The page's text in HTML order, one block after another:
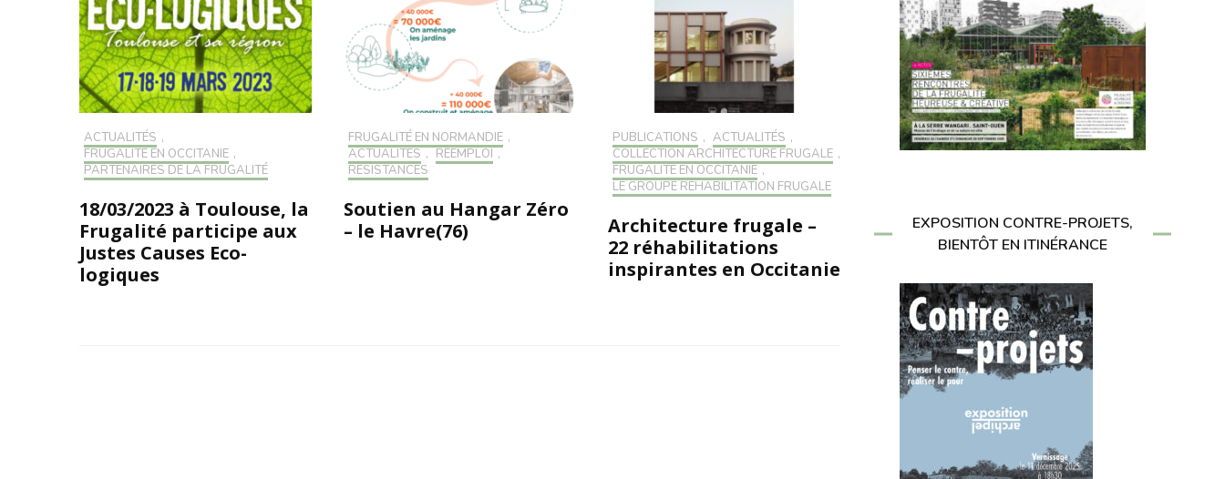
ACTUALITÉS ,
FRUGALITÉ EN OCCITANIE ,
PARTENAIRES DE LA FRUGALITÉ
18/03/2023 à Toulouse, la
Frugalité participe aux
Justes Causes Eco-
logiques
FRUGALITÉ EN NORMANDIE ,
ACTUALITÉS , RÉEMPLOI ,
RÉSISTANCES
Soutien au Hangar Zéro
– le Havre(76)
PUBLICATIONS , ACTUALITÉS ,
COLLECTION ARCHITECTURE FRUGALE ,
FRUGALITÉ EN OCCITANIE ,
LE GROUPE RÉHABILITATION FRUGALE
Architecture frugale –
22 réhabilitations
inspirantes en Occitanie
EXPOSITION CONTRE-PROJETS,
BIENTÔT EN ITINÉRANCE